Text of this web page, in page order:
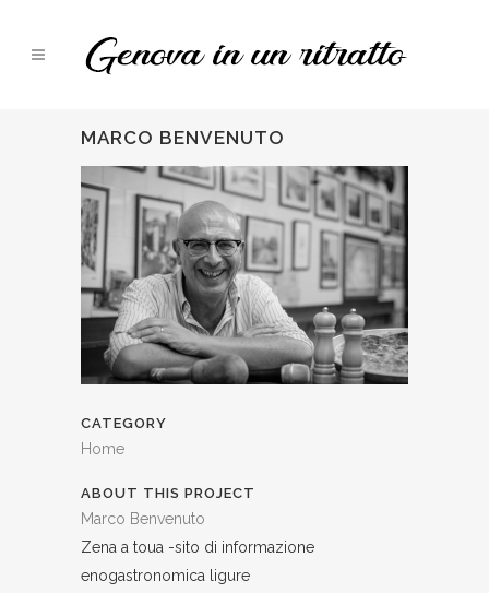
MARCO BENVENUTO
CATEGORY
Home
ABOUT THIS PROJECT
Marco Benvenuto
Zena a toua -sito di informazione
enogastronomica ligure